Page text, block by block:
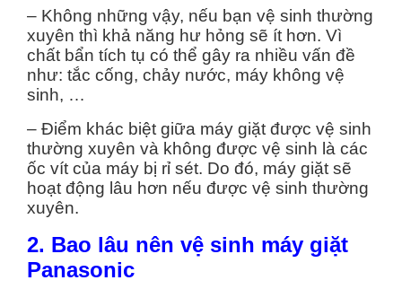
– Không những vậy, nếu bạn vệ sinh thường
xuyên thì khả năng hư hỏng sẽ ít hơn. Vì
chất bẩn tích tụ có thể gây ra nhiều vấn đề
như: tắc cống, chảy nước, máy không vệ
sinh, …
– Điểm khác biệt giữa máy giặt được vệ sinh
thường xuyên và không được vệ sinh là các
ốc vít của máy bị rỉ sét. Do đó, máy giặt sẽ
hoạt động lâu hơn nếu được vệ sinh thường
xuyên.
2. Bao lâu nên vệ sinh máy giặt
Panasonic